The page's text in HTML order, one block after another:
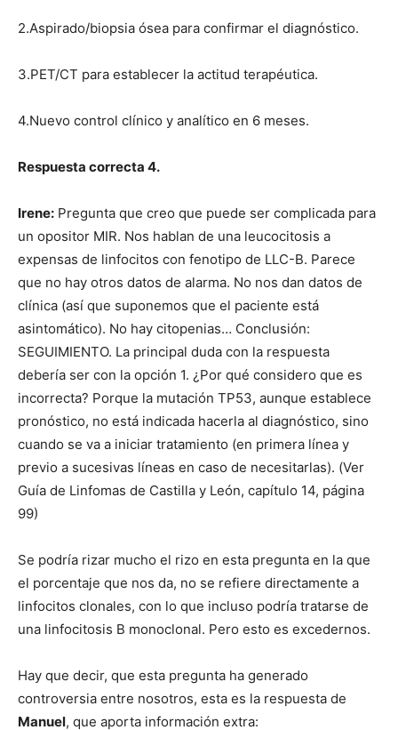
2.Aspirado/biopsia ósea para confirmar el diagnóstico.
3.PET/CT para establecer la actitud terapéutica.
4.Nuevo control clínico y analítico en 6 meses.
Respuesta correcta 4.
Irene: Pregunta que creo que puede ser complicada para
un opositor MIR. Nos hablan de una leucocitosis a
expensas de linfocitos con fenotipo de LLC-B. Parece
que no hay otros datos de alarma. No nos dan datos de
clínica (así que suponemos que el paciente está
asintomático). No hay citopenias… Conclusión:
SEGUIMIENTO. La principal duda con la respuesta
debería ser con la opción 1. ¿Por qué considero que es
incorrecta? Porque la mutación TP53, aunque establece
pronóstico, no está indicada hacerla al diagnóstico, sino
cuando se va a iniciar tratamiento (en primera línea y
previo a sucesivas líneas en caso de necesitarlas). (Ver
Guía de Linfomas de Castilla y León, capítulo 14, página
99)
Se podría rizar mucho el rizo en esta pregunta en la que
el porcentaje que nos da, no se refiere directamente a
linfocitos clonales, con lo que incluso podría tratarse de
una linfocitosis B monoclonal. Pero esto es excedernos.
Hay que decir, que esta pregunta ha generado
controversia entre nosotros, esta es la respuesta de
Manuel, que aporta información extra: